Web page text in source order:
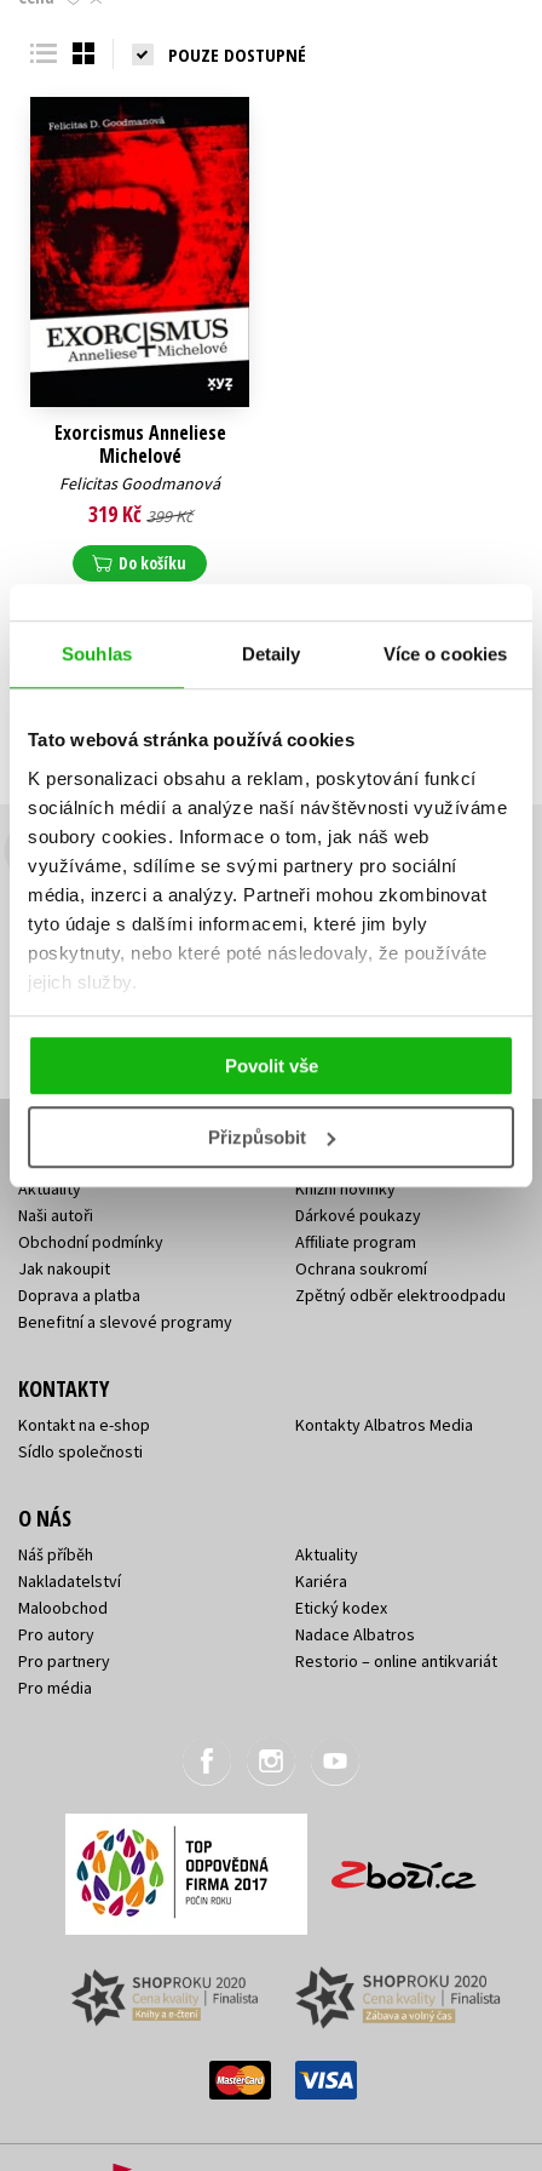
Souhlas Detaily Více o cookies
Tato webová stránka používá cookies
K personalizaci obsahu a reklam, poskytování funkcí
sociálních médií a analýze naší návštěvnosti využíváme
soubory cookies. Informace o tom, jak náš web
využíváme, sdílíme se svými partnery pro sociální
média, inzerci a analýzy. Partneři mohou zkombinovat
tyto údaje s dalšími informacemi, které jim byly
poskytnuty, nebo které poté následovaly, že používáte
jejich služby.
Povolit vše
Přizpůsobit
Young adult (SK)
POUZE DOSTUPNÉ
Exorcismus Anneliese
Michelové
Felicitas Goodmanová
319 Kč 399 Kč
Do košíku
Zobrazuji 1 až 1 z celkem 1 záznamů
Předchozí 1 Další
Budete to vědět jako první!
Zajímá Vás, jaký knižní hit právě vychází, na jaké zboží je výhodná
sleva, jaká běží soutěž o ceny? Přihlášením k odběru našich e-
mailových novineksouhlasíte se zpracováním osobních údajů.
mailová
adresa
mailová
adresa
Vaše e-mailová adresa Přihlásit se
Aktuality
Naši autoři
Obchodní podmínky
Jak nakoupit
Doprava a platba
Benefitní a slevové programy
Knižní novinky
Dárkové poukazy
Affiliate program
Ochrana soukromí
Zpětný odběr elektroodpadu
KONTAKTY
Kontakt na e-shop
Sídlo společnosti
Kontakty Albatros Media
O NÁS
Náš příběh
Nakladatelství
Maloobchod
Pro autory
Pro partnery
Pro média
Aktuality
Kariéra
Etický kodex
Nadace Albatros
Restorio – online antikvariát